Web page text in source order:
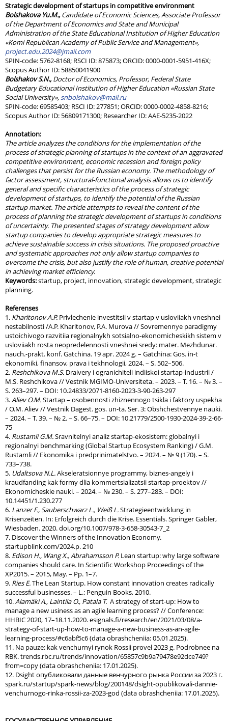
Strategic development of startups in competitive environment
Bolshakova Yu.M.,Candidate of Economic Sciences, Associate Professor
of the Department of Economics and State and Municipal
Administration of the State Educational Institution of Higher Education
«Komi Republican Academy of Public Service and Management»,
project.edu.2024@jmail.com
SPIN-code: 5762-8168; RSCI ID: 875873; ORCID: 0000-0001-5951-416X;
Scopus Author ID: 58850041900
Bolshakov S.N.,Doctor of Economics, Professor, Federal State
Budgetary Educational Institution of Higher Education «Russian State
Social University», snbolshakov@mail.ru
SPIN-code: 69585403; RSCI ID: 277851; ORCID: 0000-0002-4858-8216;
Scopus Author ID: 56809171300; Researcher ID: AAE-5235-2022
Annotation:
The article analyzes the conditions for the implementation of the
process of strategic planning of startups in the context of an aggravated
competitive environment, economic recession and foreign policy
challenges that persist for the Russian economy. The methodology of
factor assessment, structural-functional analysis allows us to identify
general and specific characteristics of the process of strategic
development of startups, to identify the potential of the Russian
startup market. The article attempts to reveal the content of the
process of planning the strategic development of startups in conditions
of uncertainty. The presented stages of strategy development allow
startup companies to develop appropriate strategic measures to
achieve sustainable success in crisis situations. The proposed proactive
and systematic approaches not only allow startup companies to
overcome the crisis, but also justify the role of human, creative potential
in achieving market efficiency.
Keywords:startup, project, innovation, strategic development, strategic
planning.
Referenses
1. Kharitonov A.P. Privlechenie investitsii v startap v usloviiakh vneshnei
nestabilnosti /A.P. Kharitonov, P.A. Murova // Sovremennye paradigmy
ustoichivogo razvitiia regionalnykh sotsialno-ekonomicheskikh sistem v
usloviiakh rosta neopredelennosti vneshnei sredy: mater. Mezhdunar.
nauch.-prakt. konf. Gatchina. 19 apr. 2024 g. – Gatchina: Gos. in-t
ekonomiki, finansov, prava i tekhnologii, 2024. – S. 502–506.
2. Reshchikova M.S. Draivery i ogranichiteli indiiskoi startap-industrii /
M.S. Reshchikova // Vestnik MGIMO-Universiteta. – 2023. – T. 16. – № 3. –
S. 263–297. – DOI: 10.24833/2071-8160-2023-3-90-263-297
3.Aliev O.M.Startap – osobennosti zhiznennogo tsikla i faktory uspekha
/ O.M. Aliev // Vestnik Dagest. gos. un-ta. Ser. 3: Obshchestvennye nauki.
– 2024. – T. 39. – № 2. – S. 66–75. – DOI: 10.21779/2500-1930-2024-39-2-66-
75
4. Rustamli G.M.Sravnitelnyi analiz startap-ekosistem: globalnyi i
regionalnyi benchmarking (Global Startup Ecosystem Ranking) / G.M.
Rustamli // Ekonomika i predprinimatelstvo. – 2024. – № 9 (170). – S.
733–738.
5. Udaltsova N.L.Akseleratsionnye programmy, biznes-angely i
kraudfanding kak formy dlia kommertsializatsii startap-proektov //
Ekonomicheskie nauki. – 2024. – № 230. – S. 277–283. – DOI:
10.14451/1.230.277
6. Lanzer F., Sauberschwarz L., Weiß L.Strategieentwicklung in
Krisenzeiten. In: Erfolgreich durch die Krise. Essentials. Springer Gabler,
Wiesbaden. 2020. doi.org/10.1007/978-3-658-30543-7_2
7. Discover the Winners of the Innovation Economy.
startupblink.com/2024.р. 210
8. Edison H., Wang X., Abrahamsson P. Lean startup: why large software
companies should care. In Scientific Workshop Proceedings of the
XP2015. – 2015, May. – Pp. 1–7.
9. Ries E.The Lean Startup. How constant innovation creates radically
successful businesses. – L.: Penguin Books, 2010.
10.Alamäki A., Laintila O., Patala T.A strategy of start-up: How to
manage a new usiness as an agile learning process? // Conference:
HHBIC 2020, 17–18.11.2020. esignals.fi/research/en/2021/03/08/a-
strategy-of-start-up-how-to-manage-a-new-business-as-an-agile-
learning-process/#c6abf5c6 (data obrashcheniia: 05.01.2025).
11. Na pauze: kak venchurnyi rynok Rossii provel 2023 g. Podrobnee na
RBK. trends.rbc.ru/trends/innovation/65857c9b9a79478e92dce749?
from=copy (data obrashcheniia: 17.01.2025).
12. Dsight опубликовали данные венчурного рынка России за 2023 г.
spark.ru/startup/spark-news/blog/200148/dsight-opublikovali-dannie-
venchurnogo-rinka-rossii-za-2023-god (data obrashcheniia: 17.01.2025).